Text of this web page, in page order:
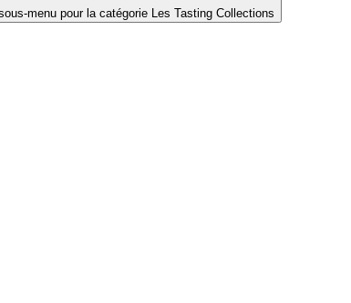
menu pour la catégorie Les Tasting Collections